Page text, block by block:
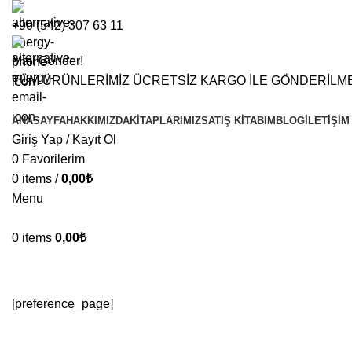
+90 (542) 307 63 11
Mail Gönder!
TÜM ÜRÜNLERİMİZ ÜCRETSİZ KARGO İLE
ANASAYFAHAKKIMIZDAKITAPLARIMIZSATIŞ KITABIM BLOG İLETIŞIM
Giriş Yap / Kayıt Ol
0 Favorilerim
0 items / 0,00₺
Menu
0 items 0,00₺
[preference_page]